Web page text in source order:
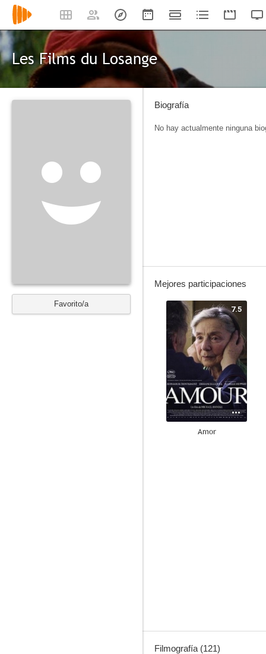
Les Films du Losange
Favorito/a
Biografía
No hay actualmente ninguna
Mejores participaciones
7.5
Amor
Filmografía (121)